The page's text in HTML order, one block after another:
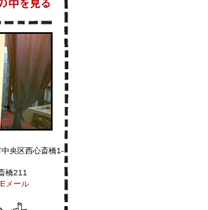
央区西心斎橋1-
橋211
Eメール